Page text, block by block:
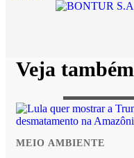
Veja também
MEIO AMBIENTE